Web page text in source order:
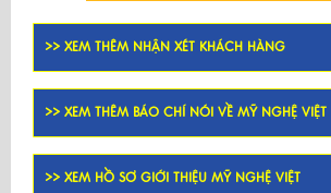
>> XEM THÊM NHẬN XÉT KHÁCH HÀNG
>> XEM THÊM BÁO CHÍ NÓI VỀ MỸ NGHỆ VIỆT
>> XEM HỒ SƠ GIỚI THIỆU MỸ NGHỆ VIỆT